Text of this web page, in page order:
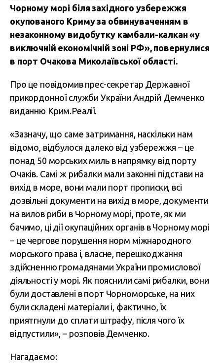
Чорному морі біля західного узбережжя
окупованого Криму за обвинуваченням в
незаконному видобутку камбали-калкан «у
виключній економічній зоні РФ», повернулися
в порт Очакова Миколаївської області.
Про це повідомив прес-секретар Державної
прикордонної служби України Андрій Демченко
виданню Крим.Реалії.
«Зазначу, що саме затримання, наскільки нам
відомо, відбулося далеко від узбережжя – це
понад 50 морських миль в напрямку від порту
Очаків. Самі ж рибалки мали законні підстави на
вихід в море, вони мали порт прописки, всі
дозвільні документи на вихід в море, документи
на вилов риби в Чорному морі, проте, як ми
бачимо, ці дії окупаційних органів в Чорному морі
– це чергове порушення норм міжнародного
морського права і, власне, перешкоджання
здійсненню громадянами України промислової
діяльності у морі. Як пояснили самі рибалки, вони
були доставлені в порт Чорноморське, на них
були складені матеріали і, фактично, їх
приятгнули до сплати штрафу, після чого їх
відпустили», – розповів Демченко.
Нагадаємо: